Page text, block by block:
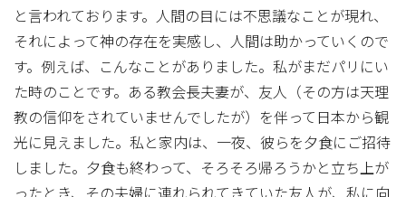
と言われております。人間の目には不思議なことが現れ、
それによって神の存在を実感し、人間は助かっていくので
す。例えば、こんなことがありました。私がまだパリにい
た時のことです。ある教会長夫妻が、友人（その方は天理
教の信仰をされていませんでしたが）を伴って日本から観
光に見えました。私と家内は、一夜、彼らを夕食にご招待
しました。夕食も終わって、そろそろ帰ろうかと立ち上が